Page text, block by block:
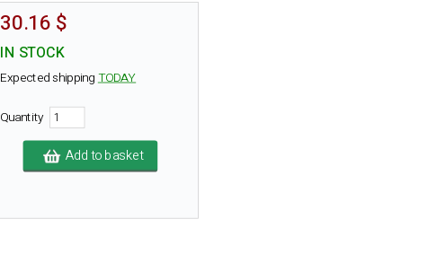
30.16 $
IN STOCK
Expected shipping TODAY
Quantity
Add to basket